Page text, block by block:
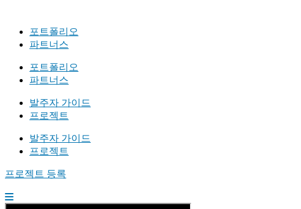
포트폴리오
파트너스
포트폴리오
파트너스
발주자 가이드
프로젝트
발주자 가이드
프로젝트
프로젝트 등록